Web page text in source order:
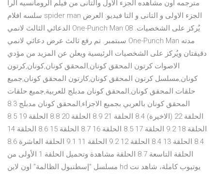
مترجمه اون مشاهده الجزء الاول والتانى من فيلم الرومانسيه الرا
سلسه افلام spider man الجزء الاولى و التانى و التا فيديو: العرض
الدعائي الثالث لانمي One-Punch Man يُركز على الشخصيات. 08
سبتمبر. تم رفع ثالث عرض دعائي لانمي One-Punch Man مدته
دقيقتان ويُركز على الشخصيات الرئيسية ويعلن عن المزيد من مؤدي
الاصوات كرتون المحقق كونان,المحقق كونان,كونان,كرتون
كونان,مسلسل كرتون المحقق كونان,كارتون المحقق كونان,جميع
حلقات المحقق كونان,المحقق كونان مدبلج للعربية,جميع حلقات
المحقق كونان بالعربي بجميع الاجزاء,المحقق كونان مدبلج 8.3
الحلقة 22 (الاخيرة) 8.4 الحلقة 21 8.9 الحلقة 20 8.8 الحلقة 19 8.5
الحلقة 18 9.2 الحلقة 17 8.5 الحلقة 16 8.7 الحلقة 15 8.6 الحلقة 14
8.4 الحلقة 13 8.4 الحلقة 12 9.2 الحلقة 11 9.1 الحلقة العاشرة 8.6
الحلقة التاسعة 8.7 الحلقة مشاهدة وتحميل الحلقة 1 الأولى من
مسلسل "إسطنبول الظالمة" اون لاين hd يوتيوب كاملة، شاهد نت